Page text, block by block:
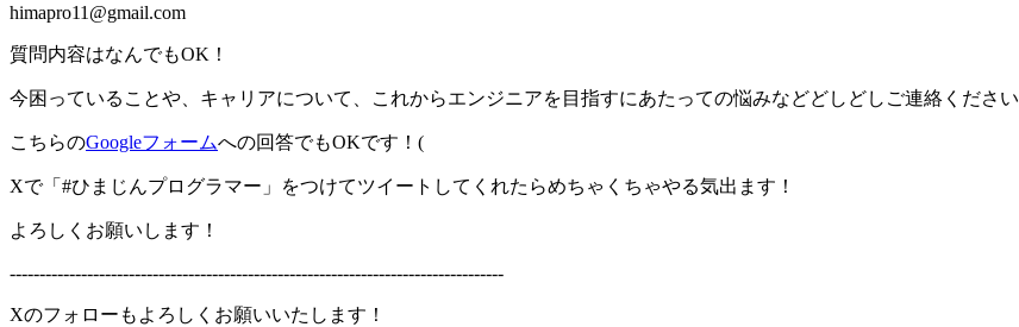
himapro11@gmail.com
質問内容はなんでもOK！
今困っていることや、キャリアについて、これからエンジニアを目指すにあたっての悩みなどどしどしご連絡ください
こちらのGoogleフォームへの回答でもOKです！(
Xで「#ひまじんプログラマー」をつけてツイートしてくれたらめちゃくちゃやる気出ます！
よろしくお願いします！
-----------------------------------------------------------------------------------
Xのフォローもよろしくお願いいたします！